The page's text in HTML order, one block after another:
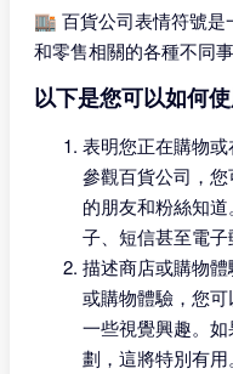
🏬 百貨公司表情符號是
和零售相關的各種不同事
以下是您可以如何
表明您正在購物
參觀百貨公司，
的朋友和粉絲知
子、短信甚至電子
描述商店或購物
或購物體驗，您
一些視覺興趣。
劃，這將特別有用。